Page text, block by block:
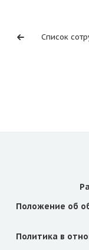
Список
Положение об
Политика в